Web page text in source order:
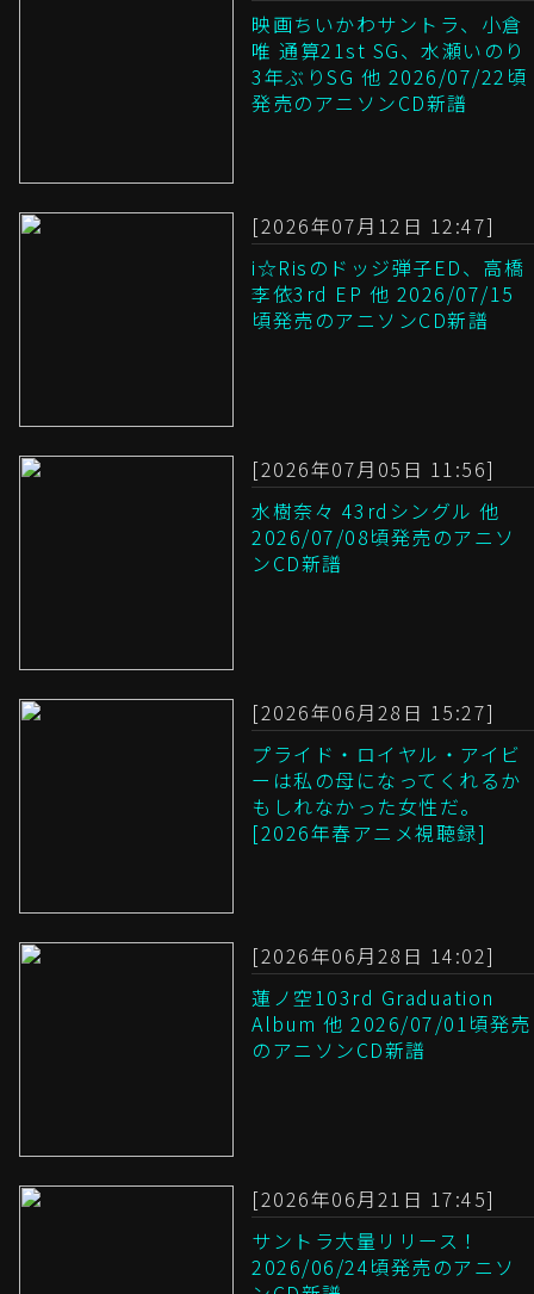
映画ちいかわサントラ、小倉
唯 通算21st SG、水瀬いのり
3年ぶりSG 他 2026/07/22頃
発売のアニソンCD新譜
[2026年07月12日 12:47]
i☆Risのドッジ弾子ED、高橋
李依3rd EP 他 2026/07/15
頃発売のアニソンCD新譜
[2026年07月05日 11:56]
水樹奈々 43rdシングル 他
2026/07/08頃発売のアニソ
ンCD新譜
[2026年06月28日 15:27]
プライド・ロイヤル・アイビ
ーは私の母になってくれるか
もしれなかった女性だ。
[2026年春アニメ視聴録]
[2026年06月28日 14:02]
蓮ノ空103rd Graduation
Album 他 2026/07/01頃発売
のアニソンCD新譜
[2026年06月21日 17:45]
サントラ大量リリース！
2026/06/24頃発売のアニソ